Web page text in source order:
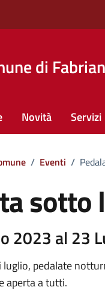
di
Novità Servizi
/ Eventi /
sotto
2023 al 23
pedalate
aperta a tutti.